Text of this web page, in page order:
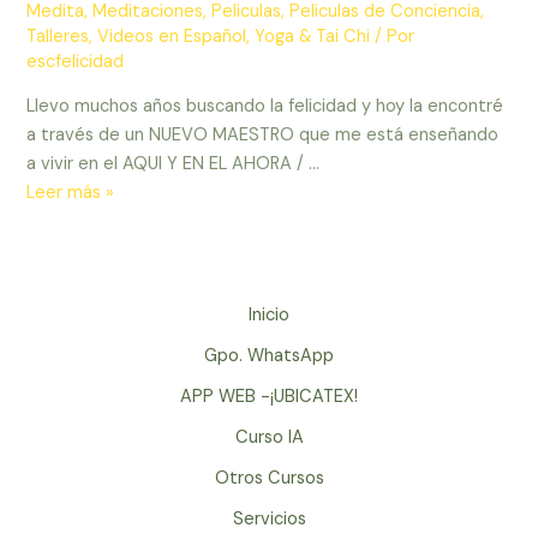
Medita,Meditaciones,Peliculas,Peliculas de Conciencia,
Talleres,Videos en Español,Yoga & Tai Chi / Por
escfelicidad
Llevo muchos años buscando la felicidad y hoy la encontré
a través de un NUEVO MAESTRO que me está enseñando
a vivir en el AQUI Y EN EL AHORA / …
Maestro
Leer más »
Inicio
Gpo. WhatsApp
APP WEB -¡UBICATEX!
Curso IA
Otros Cursos
Servicios